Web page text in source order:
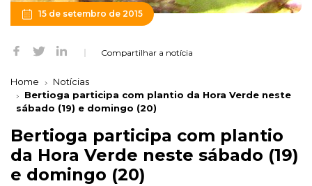
15 de setembro de 2015
Compartilhar a notícia
Home
Notícias
Bertioga participa com plantio da Hora Verde neste
sábado (19) e domingo (20)
Bertioga participa com plantio
da Hora Verde neste sábado (19)
e domingo (20)